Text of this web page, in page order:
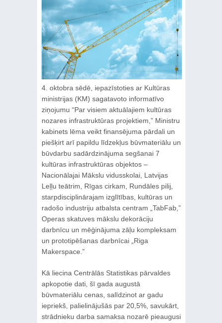
4. oktobra sēdē, iepazīstoties ar Kultūras
ministrijas (KM) sagatavoto informatīvo
ziņojumu “Par visiem aktuālajiem kultūras
nozares infrastruktūras projektiem,” Ministru
kabinets lēma veikt finansējuma pārdali un
piešķirt arī papildu līdzekļus būvmateriālu un
būvdarbu sadārdzinājuma segšanai 7
kultūras infrastruktūras objektos –
Nacionālajai Mākslu vidusskolai, Latvijas
Leļļu teātrim, Rīgas cirkam, Rundāles pilij,
starpdisciplinārajam izglītības, kultūras un
radošo industriju atbalsta centram „TabFab,”
Operas skatuves mākslu dekorāciju
darbnīcu un mēģinājuma zāļu kompleksam
un prototipēšanas darbnīcai „Riga
Makerspace.”
Kā liecina Centrālās Statistikas pārvaldes
apkopotie dati, šī gada augustā
būvmateriālu cenas, salīdzinot ar gadu
iepriekš, palielinājušās par 20,5%, savukārt,
strādnieku darba samaksa nozarē pieaugusi